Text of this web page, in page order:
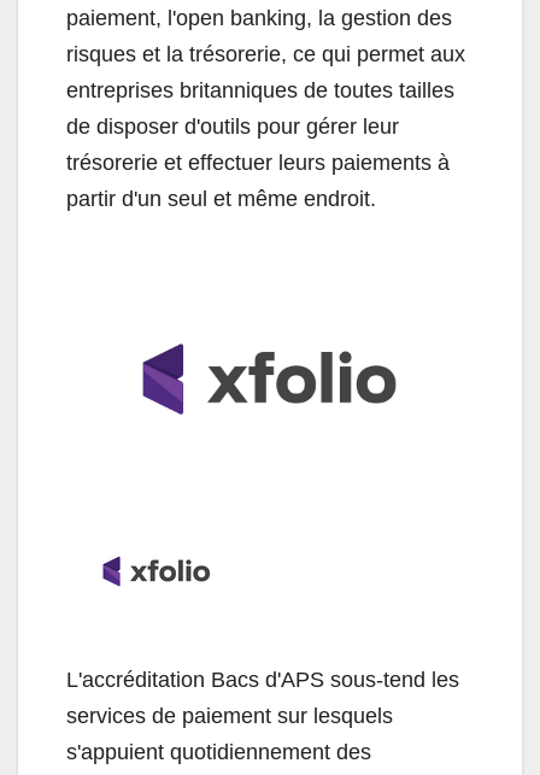
paiement, l'open banking, la gestion des
risques et la trésorerie, ce qui permet aux
entreprises britanniques de toutes tailles
de disposer d'outils pour gérer leur
trésorerie et effectuer leurs paiements à
partir d'un seul et même endroit.
L'accréditation Bacs d'APS sous-tend les
services de paiement sur lesquels
s'appuient quotidiennement des